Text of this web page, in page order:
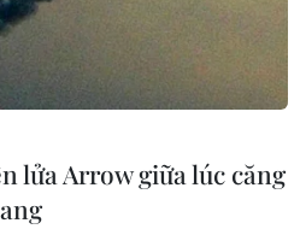
lửa Arrow giữa lúc căng